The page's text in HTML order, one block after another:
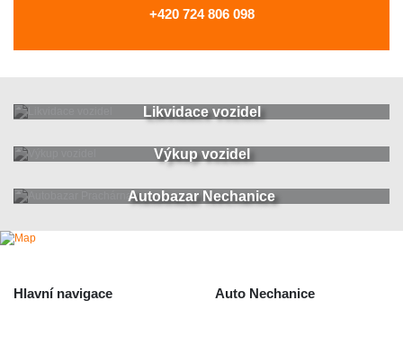
+420 724 806 098
Likvidace vozidel
Výkup vozidel
Autobazar Nechanice
Hlavní navigace Auto Nechanice